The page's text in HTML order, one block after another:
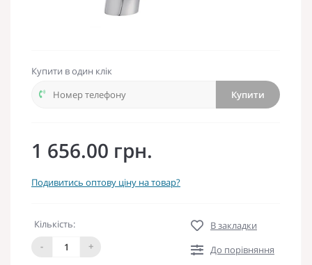
Купити в один клік
Купити
1 656.00 грн.
Подивитись оптову ціну на товар?
Кількість:
-
+
В закладки
До порівняння